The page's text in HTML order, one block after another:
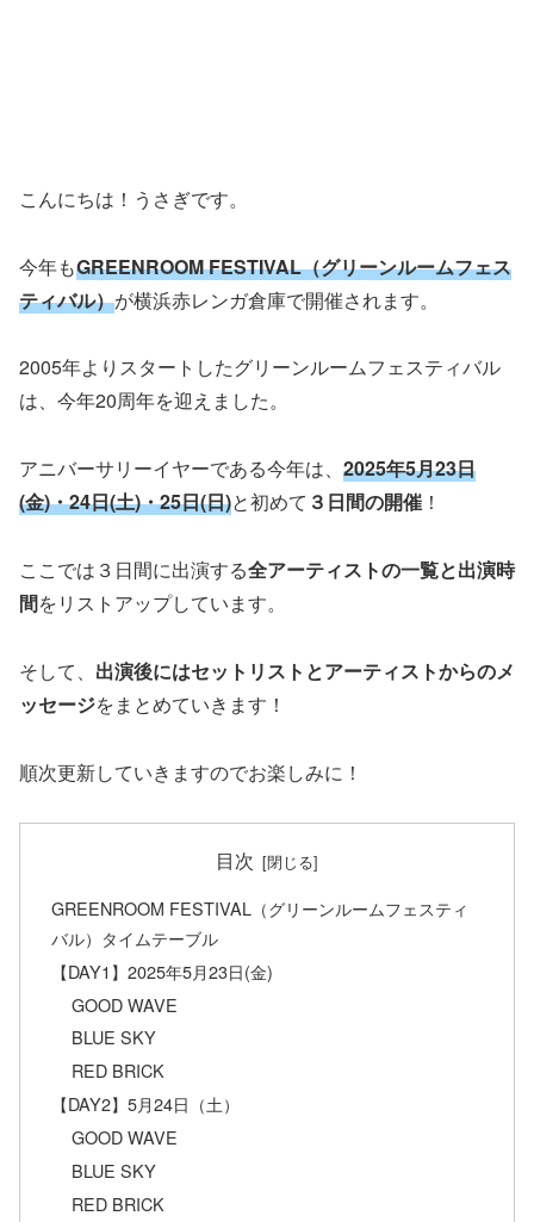
こんにちは！うさぎです。
今年もGREENROOM FESTIVAL（グリーンルームフェス
ティバル）が横浜赤レンガ倉庫で開催されます。
2005年よりスタートしたグリーンルームフェスティバル
は、今年20周年を迎えました。
アニバーサリーイヤーである今年は、 2025年5月23日
(金)・24日(土)・25日(日)と初めて ３日間の開催 ！
ここでは３日間に出演する全アーティストの一覧と出演時
間をリストアップしています。
そして、 出演後にはセットリストとアーティストからのメ
ッセージをまとめていきます！
順次更新していきますのでお楽しみに！
目次
GREENROOM FESTIVAL（グリーンルームフェスティ
バル）タイムテーブル
【DAY1】2025年5月23日(金)
GOOD WAVE
BLUE SKY
RED BRICK
【DAY2】5月24日（土）
GOOD WAVE
BLUE SKY
RED BRICK